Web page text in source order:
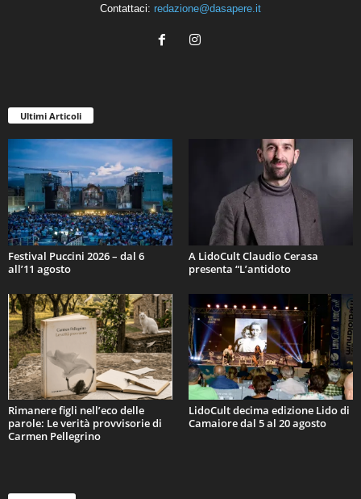
Contattaci: redazione@dasapere.it
Ultimi Articoli
Festival Puccini 2026 – dal 6
all’11 agosto
A LidoCult Claudio Cerasa
presenta “L’antidoto
Rimanere figli nell’eco delle
parole: Le verità provvisorie di
Carmen Pellegrino
LidoCult decima edizione Lido di
Camaiore dal 5 al 20 agosto